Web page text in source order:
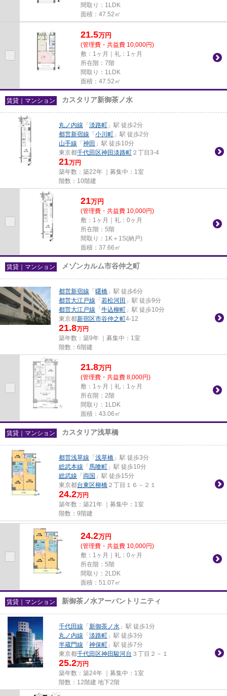
間取り：1LDK
面積：47.52㎡
21.5万円
(管理費・共益費 10,000円)
敷：1ヶ月｜礼：1ヶ月
所在階：7階
間取り：1LDK
面積：47.52㎡
賃貸｜マンション カスタリア新御茶ノ水
丸ノ内線 「 淡路町 」駅 徒歩2分
都営新宿線 「 小川町 」駅 徒歩2分
山手線 「 神田 」駅 徒歩10分
東京都千代田区神田淡路町 ２丁目3-4
21万円
築年数：築22年 ｜募集中： 1室
階数：10階建
21万円
(管理費・共益費 10,000円)
敷：1ヶ月｜礼：0ヶ月
所在階：5階
間取り：1K＋1S(納戸)
面積：37.66㎡
賃貸｜マンション メゾンカルム市谷仲之町
都営新宿線 「 曙橋 」駅 徒歩6分
都営大江戸線 「 若松河田 」駅 徒歩9分
都営大江戸線 「 牛込柳町 」駅 徒歩10分
東京都新宿区市谷仲之町4-12
21.8万円
築年数：築9年 ｜募集中： 1室
階数：6階建
21.8万円
(管理費・共益費 8,000円)
敷：1ヶ月｜礼：1ヶ月
所在階：2階
間取り：1LDK
面積：43.06㎡
賃貸｜マンション カスタリア浅草橋
都営浅草線 「 浅草橋 」駅 徒歩3分
総武本線 「 馬喰町 」駅 徒歩10分
総武線 「 両国 」駅 徒歩15分
東京都台東区柳橋 ２丁目１６－２１
24.2万円
築年数：築21年 ｜募集中： 1室
階数：9階建
24.2万円
(管理費・共益費 10,000円)
敷：1ヶ月｜礼：0ヶ月
所在階：5階
間取り：2LDK
面積：51.07㎡
賃貸｜マンション 新御茶ノ水アーバントリニティ
千代田線 「 新御茶ノ水 」駅 徒歩1分
丸ノ内線 「 淡路町 」駅 徒歩3分
半蔵門線 「 神保町 」駅 徒歩7分
東京都千代田区神田駿河台 ３丁目２－１
25.2万円
築年数：築24年 ｜募集中： 1室
階数：12階建 地下2階